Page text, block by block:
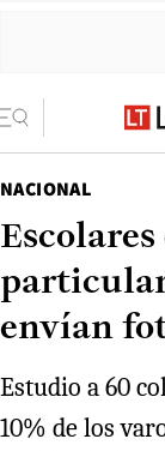
NACIONAL
envían
Estudio a 60
10% de los